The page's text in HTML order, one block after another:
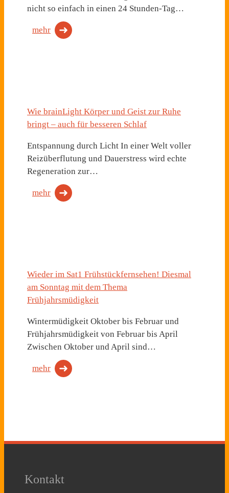
nicht so einfach in einen 24 Stunden-Tag…
mehr
Wie brainLight Körper und Geist zur Ruhe
bringt – auch für besseren Schlaf
Entspannung durch Licht In einer Welt voller
Reizüberflutung und Dauerstress wird echte
Regeneration zur…
mehr
Wieder im Sat1 Frühstückfernsehen! Diesmal
am Sonntag mit dem Thema
Frühjahrsmüdigkeit
Wintermüdigkeit Oktober bis Februar und
Frühjahrsmüdigkeit von Februar bis April
Zwischen Oktober und April sind…
mehr
Kontakt